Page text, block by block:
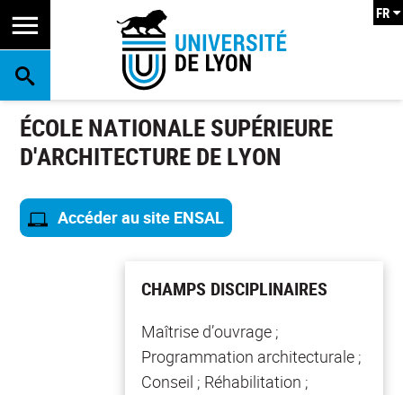
RECHERCHE
FR
ÉCOLE NATIONALE SUPÉRIEURE
D'ARCHITECTURE DE LYON
Accéder au site ENSAL
CHAMPS DISCIPLINAIRES
Maîtrise d’ouvrage ;
Programmation architecturale ;
Conseil ; Réhabilitation ;